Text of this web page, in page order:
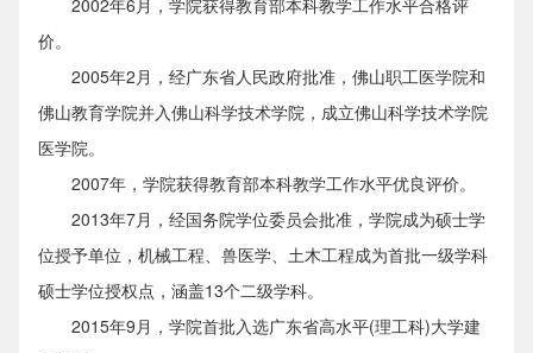
2002年6月，学院获得教育部本科教学工作水平合格评
价。
2005年2月，经广东省人民政府批准，佛山职工医学院和
佛山教育学院并入佛山科学技术学院，成立佛山科学技术学院
医学院。
2007年，学院获得教育部本科教学工作水平优良评价。
2013年7月，经国务院学位委员会批准，学院成为硕士学
位授予单位，机械工程、兽医学、土木工程成为首批一级学科
硕士学位授权点，涵盖13个二级学科。
2015年9月，学院首批入选广东省高水平(理工科)大学建